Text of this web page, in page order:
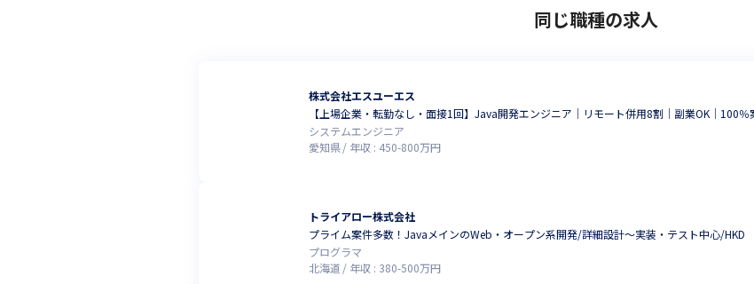
同じ職種の求人
株式会社エスユーエス
【上場企業・転勤なし・面接1回】Java開発エンジニア│リモート併用8割│副業OK│100
システムエンジニア
愛知県
年収 : 450-800万円
トライアロー株式会社
プライム案件多数！JavaメインのWeb・オープン系開発/詳細設計～実装・テスト中心/HKD
プログラマ
北海道
年収 : 380-500万円